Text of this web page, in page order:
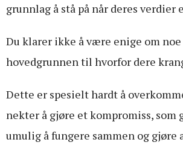
grunnlag å stå på når deres verdier
Du klarer ikke å være enige om
hovedgrunnen til hvorfor dere
Dette er spesielt hardt å
nekter å gjøre et kompromiss, som
umulig å fungere sammen og gjøre